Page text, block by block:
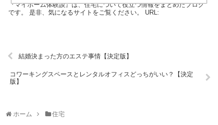
『マイホーム体験談』は、住宅について役立つ情報をまとめたブログ
です。 是非、気になるサイトをご覧ください。 URL:
結婚決まった方のエステ事情【決定版】
コワーキングスペースとレンタルオフィスどっちがいい？【決定
版】
ホーム 住宅